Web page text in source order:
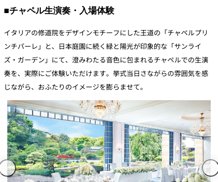
■チャペル生演奏・入場体験
イタリアの修道院をデザインモチーフにした王道の「チャペルプリ
ンチパーレ」と、日本庭園に続く緑と陽光が印象的な「サンライ
ズ・ガーデン」にて、澄みわたる音色に包まれるチャペルでの生演
奏を、実際にご体験いただけます。挙式当日さながらの雰囲気を感
じながら、おふたりのイメージを膨らませて。